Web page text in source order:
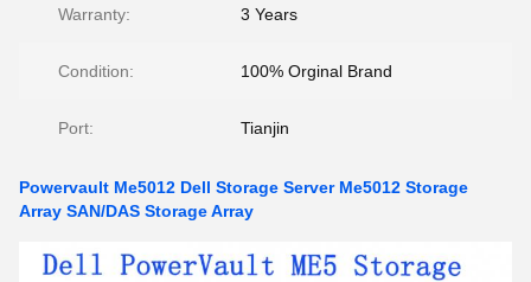
Warranty: 3 Years
Condition: 100% Orginal Brand
Port: Tianjin
Powervault Me5012 Dell Storage Server Me5012 Storage
Array SAN/DAS Storage Array